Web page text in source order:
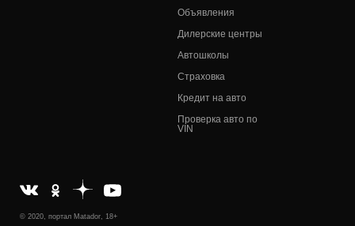
Объявления
Дилерские центры
Автошколы
Страховка
Кредит на авто
Проверка авто по
VIN
© 2020, портал Matador, 18+